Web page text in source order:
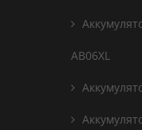
AB06XL